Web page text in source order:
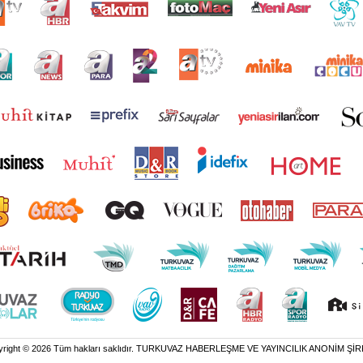
© 2026 Tüm hakları saklıdır. TURKUVAZ HABERLEŞME VE YAYINCILIK ANONİM